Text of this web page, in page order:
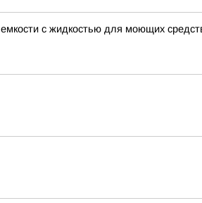
с жидкостью для моющих